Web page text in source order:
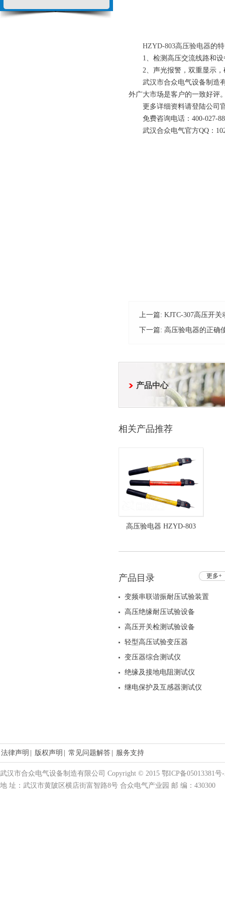
HZYD-803高压验电器的
1、检测高压交流线路和设
2、声光报警，双重显示，
武汉市合众电气设备制造有
外广大市场是客户的一致好评
更多详细资料请登陆公司
免费咨询电话：400-027-
武汉合众电气官方QQ：
上一篇: KJTC-307高压开
下一篇: 高压验电器的正确
产品中心
相关产品推荐
高压验电器 HZYD-803
更多+
产品目录
变频串联谐振耐压试验装置
高压绝缘耐压试验设备
高压开关检测试验设备
轻型高压试验变压器
变压器综合测试仪
绝缘及接地电阻测试仪
继电保护及互感器测试仪
法律声明 版权声明 常见问题解答 服务支持
武汉市合众电气设备制造有限公司 Copyright © 2015 鄂ICP备05013381号
地 址：武汉市黄陂区横店街富智路8号 合众电气产业园 邮 编：430300